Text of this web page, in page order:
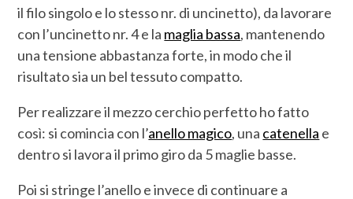
il filo singolo e lo stesso nr. di uncinetto), da lavorare
con l’uncinetto nr. 4 e la maglia bassa, mantenendo
una tensione abbastanza forte, in modo che il
risultato sia un bel tessuto compatto.
Per realizzare il mezzo cerchio perfetto ho fatto
così: si comincia con l’anello magico, una catenella e
dentro si lavora il primo giro da 5 maglie basse.
Poi si stringe l’anello e invece di continuare a